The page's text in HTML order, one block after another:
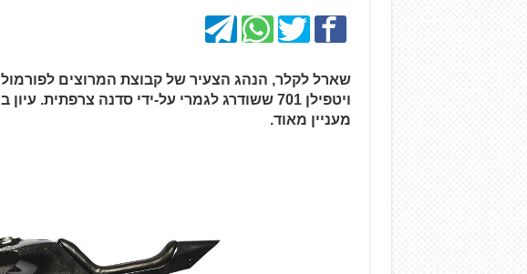
ויטפילן 701 ששודרג לגמרי על-ידי סדנה
מעניין מאוד.